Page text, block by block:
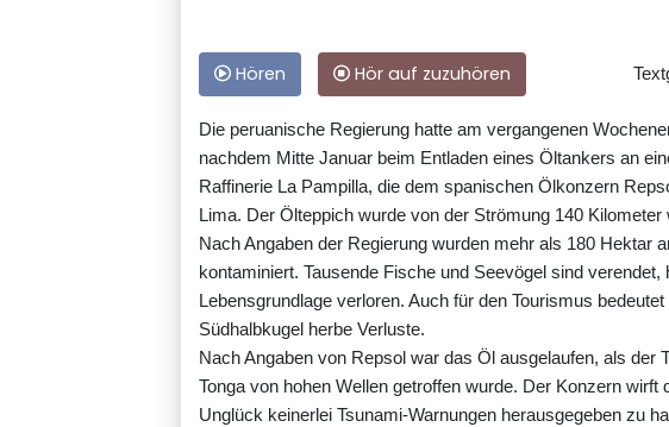
Hören Hör auf zuzuhören
Die peruanische Regierung hatte am vergangenen
nachdem Mitte Januar beim Entladen eines Öltankers an
Raffinerie La Pampilla, die dem spanischen Ölkonzern
Lima. Der Ölteppich wurde von der Strömung 140 Kilometer
Nach Angaben der Regierung wurden mehr als 180 Hektar
kontaminiert. Tausende Fische und Seevögel sind
Lebensgrundlage verloren. Auch für den Tourismus
Südhalbkugel herbe Verluste.
Nach Angaben von Repsol war das Öl ausgelaufen, als der
Tonga von hohen Wellen getroffen wurde. Der Konzern
Unglück keinerlei Tsunami-Warnungen herausgegeben zu